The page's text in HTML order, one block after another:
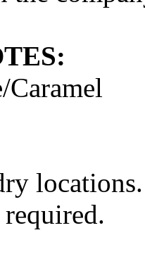
Caramel